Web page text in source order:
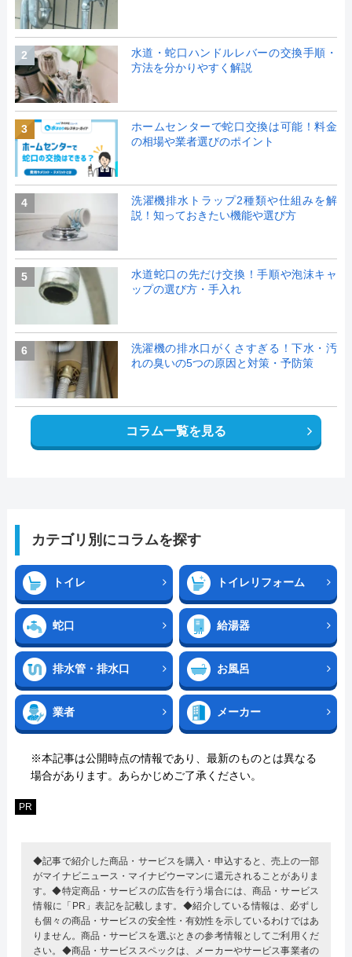
2
水道・蛇口ハンドルレバーの交換手順・
方法を分かりやすく解説
3
ホームセンターで蛇口交換は可能！料金
の相場や業者選びのポイント
4
洗濯機排水トラップ2種類や仕組みを解
説！知っておきたい機能や選び方
5
水道蛇口の先だけ交換！手順や泡沫キャ
ップの選び方・手入れ
6
洗濯機の排水口がくさすぎる！下水・汚
れの臭いの5つの原因と対策・予防策
コラム一覧を見る
カテゴリ別にコラムを探す
トイレ トイレリフォーム
蛇口 給湯器
排水管・排水口 お風呂
業者 メーカー
※本記事は公開時点の情報であり、最新のものとは異なる
場合があります。あらかじめご了承ください。
PR
◆記事で紹介した商品・サービスを購入・申込すると、売上の一部
がマイナビニュース・マイナビウーマンに還元されることがありま
す。◆特定商品・サービスの広告を行う場合には、商品・サービス
情報に「PR」表記を記載します。◆紹介している情報は、必ずし
も個々の商品・サービスの安全性・有効性を示しているわけではあ
りません。商品・サービスを選ぶときの参考情報としてご利用くだ
さい。◆商品・サービススペックは、メーカーやサービス事業者の